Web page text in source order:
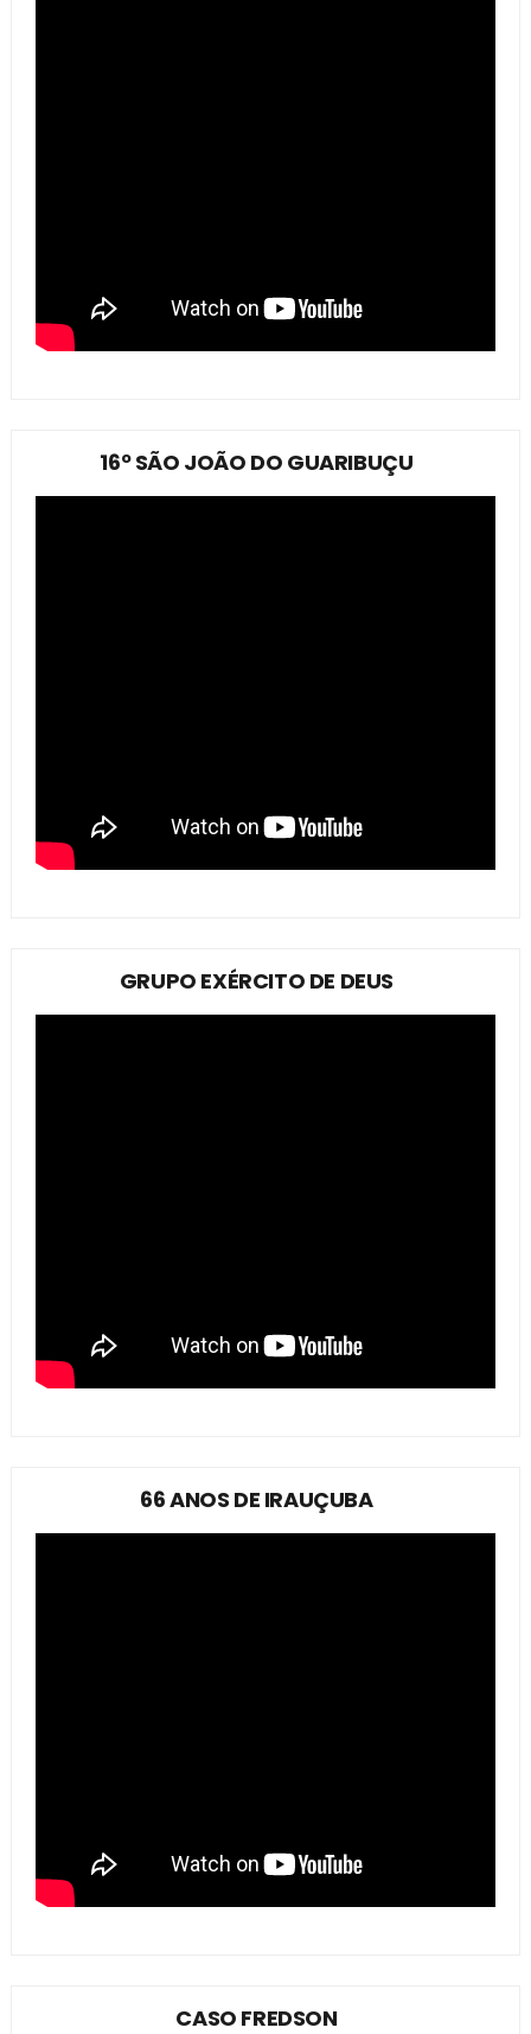
16º SÃO JOÃO DO GUARIBUÇU
GRUPO EXÉRCITO DE DEUS
66 ANOS DE IRAUÇUBA
CASO FREDSON